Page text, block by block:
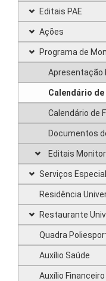
Editais PAE
Ações
Programa de
Apresentação
Calendário
Calendário de
Documentos
Editais
Serviços
Residência
Restaurante
Quadra
Auxílio Saúde
Auxílio